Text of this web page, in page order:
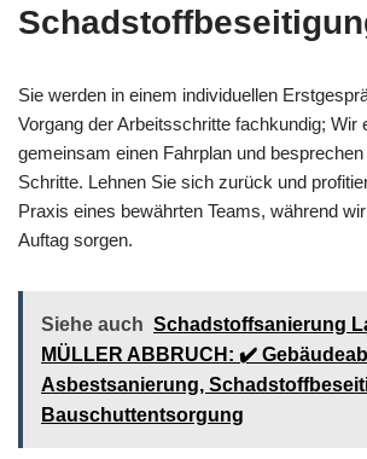
Sie werden in einem individuellen
Vorgang der Arbeitsschritte fachkundig; Wir
gemeinsam einen Fahrplan und
Schritte. Lehnen Sie sich zurück und
Praxis eines bewährten Teams, während
Auftag sorgen.
Siehe auch Schadstoffsanierung
MÜLLER ABBRUCH: ✔️
Asbestsanierung,
Bauschuttentsorgung